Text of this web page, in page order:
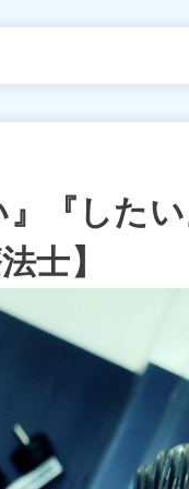
』『した
士】